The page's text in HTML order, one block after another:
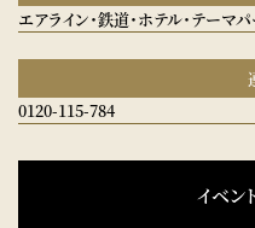
エアライン・鉄道・ホテル・テーマ
0120-115-784
イベン